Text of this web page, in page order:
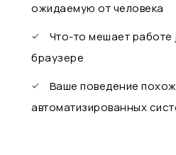
ожидаемую от человека
Что-то мешает
браузере
Ваше поведение
автоматизированных